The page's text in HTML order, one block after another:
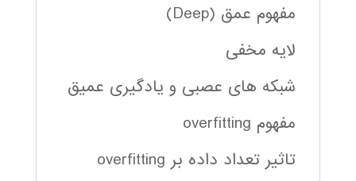
مفهوم عمق (Deep)
لایه مخفی
شبکه های عصبی و یادگیری عمیق
مفهوم overfitting
تاثیر تعداد داده بر overfitting